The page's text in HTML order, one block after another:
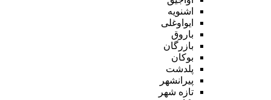
اشنویه
ایواوغلی
باروق
بازرگان
بوکان
پلدشت
پیرانشهر
تازه شهر